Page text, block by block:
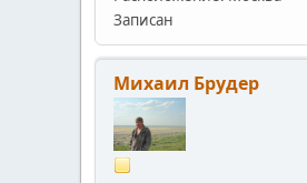
Записан
Михаил Брудер